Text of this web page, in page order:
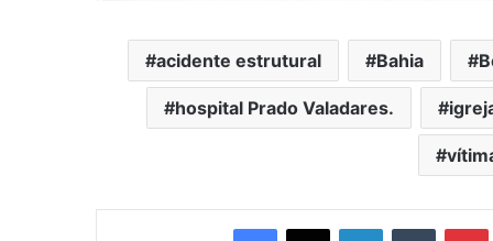
acidente estrutural Bahia
hospital Prado Valadares.